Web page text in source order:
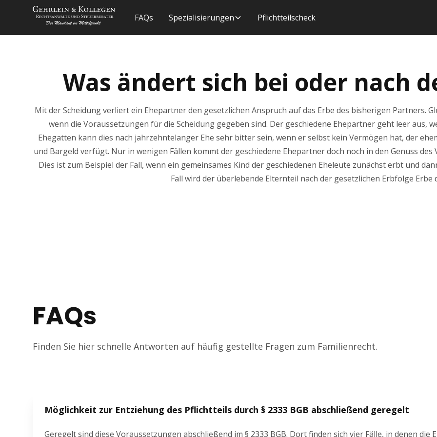
FAQs Spezialisierungen Pflichtteilscheck
Was ändert sich bei oder nach
Mit der Scheidung verliert ein Ehepartner den gesetzlichen Anspruch auf das Erbe des bisherigen Partners.
wenn die Voraussetzungen für die Scheidung gegeben sind. Der geschiedene Ehepartner geht leer aus,
Ehegatten kann dies nach jahrzehntelanger Ehe sehr bitter sein, wenn er selbst kein Vermögen hat, der
und Bargeld verfügt. Nur in wenigen Fällen kommt der geschiedene Ehepartner doch noch in den Genuss
Dies ist zum Beispiel der Fall, wenn ein gemeinsames Kind der geschiedenen Eheleute zunächst erbt und
Fall wird der überlebende Elternteil nach der gesetzlichen Erbfolge Erbe
FAQs
Finden Sie hier schnelle Antworten auf häufig gestellte Fragen zum Familienrecht.
Möglichkeit zur Entziehung des Pflichtteils durch § 2333 BGB abschließend geregelt
Geregelt sind diese Voraussetzungen abschließend im § 2333 BGB. Dort finden sich vier Fälle, in denen die